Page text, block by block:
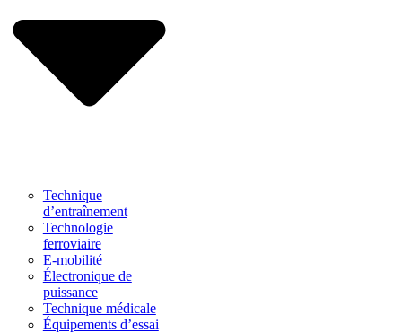
Technique
d’entraînement
Technologie
ferroviaire
E-mobilité
Électronique de
puissance
Technique médicale
Équipements d’essai